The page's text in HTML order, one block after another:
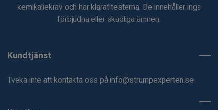
kemikaliekrav och har klarat testerna. De innehåller inga
förbjudna eller skadliga ämnen.
Kundtjänst
Tveka inte att kontakta oss på info@strumpexperten.se